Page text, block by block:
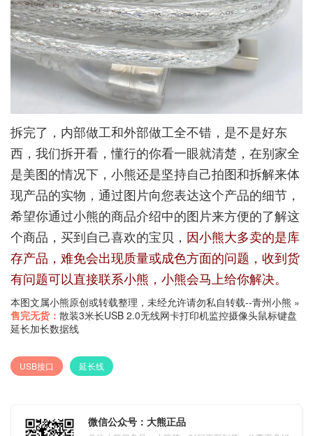
拆完了，内部做工和外部做工全不错，是不是好东
西，我们拆开看，懂行的你看一眼就清楚，在别家全
是美图的情况下，小熊还是坚持自己拍图和拆解来体
现产品的实物，通过图片向您表达这个产品的细节，
希望你通过小熊的商品介绍中的图片来方便的了解这
个商品，买到自己喜欢的宝贝， 因小熊大多卖的是库
存产品，难免会出现质量或成色方面的问题，收到货
有问题可以直接联系小熊，小熊会马上给你解决。
本图文属小熊原创或转载整理，未经允许请勿私自转载--青州小熊 »
售完无货： 散装3米长USB 2.0无线网卡打印机监控摄像头鼠标键盘
延长加长数据线
USB接口 延长线
微信公众号：大熊正品